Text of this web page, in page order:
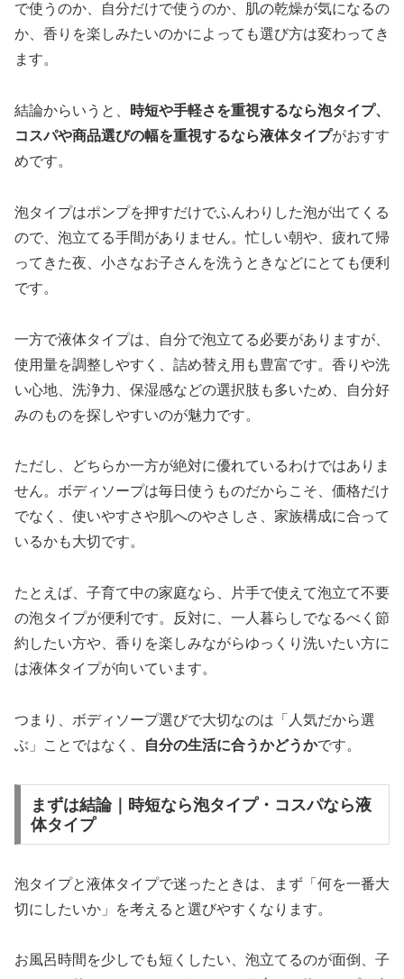
で使うのか、自分だけで使うのか、肌の乾燥が気になるの
か、香りを楽しみたいのかによっても選び方は変わってき
ます。
結論からいうと、
時短や手軽さを重視するなら泡タイプ、
コスパや商品選びの幅を重視するなら液体タイプがおすす
めです。
泡タイプはポンプを押すだけでふんわりした泡が出てくる
ので、泡立てる手間がありません。忙しい朝や、疲れて帰
ってきた夜、小さなお子さんを洗うときなどにとても便利
です。
一方で液体タイプは、自分で泡立てる必要がありますが、
使用量を調整しやすく、詰め替え用も豊富です。香りや洗
い心地、洗浄力、保湿感などの選択肢も多いため、自分好
みのものを探しやすいのが魅力です。
ただし、どちらか一方が絶対に優れているわけではありま
せん。ボディソープは毎日使うものだからこそ、価格だけ
でなく、使いやすさや肌へのやさしさ、家族構成に合って
いるかも大切です。
たとえば、子育て中の家庭なら、片手で使えて泡立て不要
の泡タイプが便利です。反対に、一人暮らしでなるべく節
約したい方や、香りを楽しみながらゆっくり洗いたい方に
は液体タイプが向いています。
つまり、ボディソープ選びで大切なのは「人気だから選
ぶ」ことではなく、
自分の生活に合うかどうかです。
まずは結論｜時短なら泡タイプ・コスパなら液
体タイプ
泡タイプと液体タイプで迷ったときは、まず「何を一番大
切にしたいか」を考えると選びやすくなります。
お風呂時間を少しでも短くしたい、泡立てるのが面倒、子